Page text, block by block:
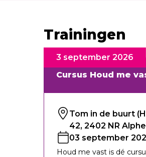
Trainingen
Cursus Houd me
3 september 2026
Tom in de buurt
42, 2402 NR
03 september
Houd me vast is dé